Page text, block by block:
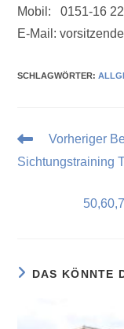
Mobil: 0151-16
E-Mail:
SCHLAGWÖRTER:
Vorheriger
Sichtungstraining
DAS KÖNNTE